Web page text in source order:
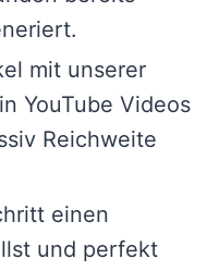
mit unserer
YouTube Videos
Reichweite
einen
und perfekt